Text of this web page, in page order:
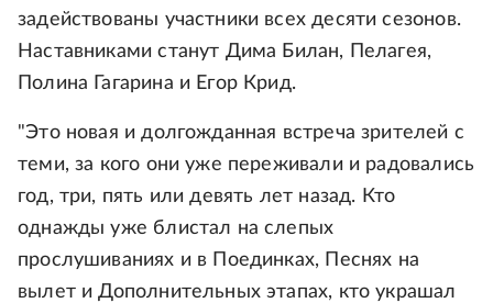
задействованы участники всех десяти сезонов.
Наставниками станут Дима Билан, Пелагея,
Полина Гагарина и Егор Крид.
"Это новая и долгожданная встреча зрителей с
теми, за кого они уже переживали и радовались
год, три, пять или девять лет назад. Кто
однажды уже блистал на слепых
прослушиваниях и в Поединках, Песнях на
вылет и Дополнительных этапах, кто украшал